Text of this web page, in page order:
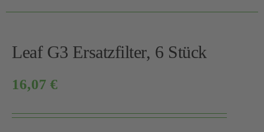
Leaf G3 Ersatzfilter, 6 Stück
16,07€